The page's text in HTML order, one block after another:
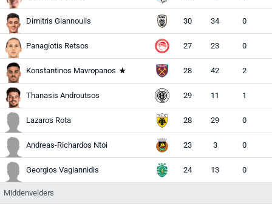
Dimitris Giannoulis 30 34 0
Panagiotis Retsos 27 23 0
Konstantinos Mavropanos 28 42 2
Thanasis Androutsos 29 11 1
Lazaros Rota 28 29 0
Andreas-Richardos Ntoi 23 3 0
Georgios Vagiannidis 24 13 0
Middenvelders